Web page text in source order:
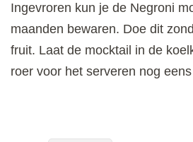
Ingevroren kun je de Negroni
maanden bewaren. Doe dit
fruit. Laat de mocktail in de
roer voor het serveren nog